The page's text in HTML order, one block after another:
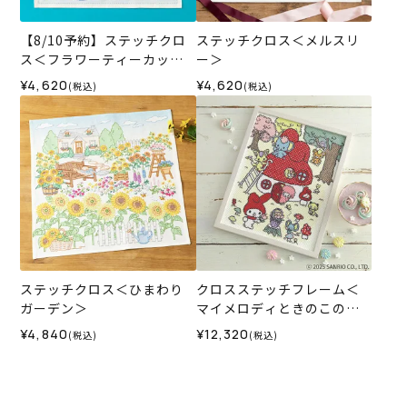
【8/10予約】ステッチクロ
ス＜フラワーティーカップ
＞
¥4,620 (税込)
ステッチクロス＜メルスリ
ー＞
¥4,620 (税込)
ステッチクロス＜ひまわり
ガーデン＞
¥4,840 (税込)
クロスステッチフレーム＜
マイメロディときのこの森
＞
¥12,320 (税込)